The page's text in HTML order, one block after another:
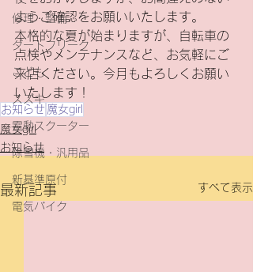
修理・整備
ダートフリーク
こども
スズキ
電動スクーター
除雪機・汎用品
新基準原付
電気バイク
ようご確認をお願いいたします。
本格的な夏が始まりますが、自転車の
点検やメンテナンスなど、お気軽にご
来店ください。今月もよろしくお願い
いたします！
お知らせ 魔女girl
魔女girl
お知らせ
最新記事 すべて表示